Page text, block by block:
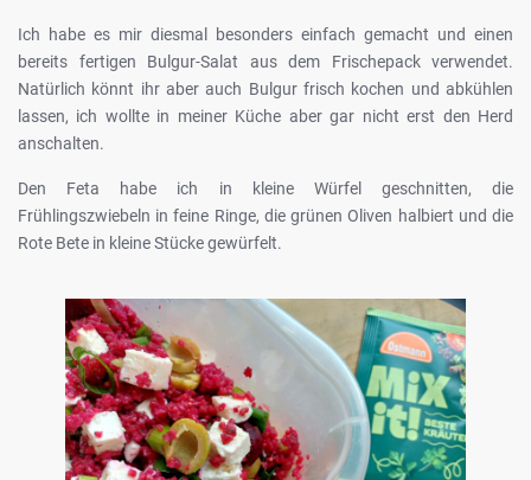
Ich habe es mir diesmal besonders einfach gemacht und einen
bereits fertigen Bulgur-Salat aus dem Frischepack verwendet.
Natürlich könnt ihr aber auch Bulgur frisch kochen und abkühlen
lassen, ich wollte in meiner Küche aber gar nicht erst den Herd
anschalten.
Den Feta habe ich in kleine Würfel geschnitten, die
Frühlingszwiebeln in feine Ringe, die grünen Oliven halbiert und die
Rote Bete in kleine Stücke gewürfelt.